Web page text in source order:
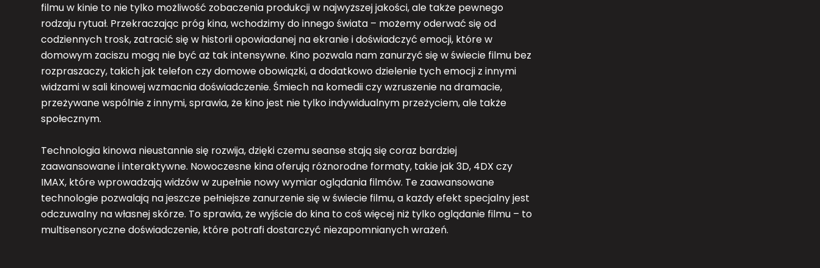
filmu w kinie to nie tylko możliwość zobaczenia produkcji w najwyższej jakości, ale także pewnego
rodzaju rytuał. Przekraczając próg kina, wchodzimy do innego świata – możemy oderwać się od
codziennych trosk, zatracić się w historii opowiadanej na ekranie i doświadczyć emocji, które w
domowym zaciszu mogą nie być aż tak intensywne. Kino pozwala nam zanurzyć się w świecie filmu bez
rozpraszaczy, takich jak telefon czy domowe obowiązki, a dodatkowo dzielenie tych emocji z innymi
widzami w sali kinowej wzmacnia doświadczenie. Śmiech na komedii czy wzruszenie na dramacie,
przeżywane wspólnie z innymi, sprawia, że kino jest nie tylko indywidualnym przeżyciem, ale także
społecznym.
Technologia kinowa nieustannie się rozwija, dzięki czemu seanse stają się coraz bardziej
zaawansowane i interaktywne. Nowoczesne kina oferują różnorodne formaty, takie jak 3D, 4DX czy
IMAX, które wprowadzają widzów w zupełnie nowy wymiar oglądania filmów. Te zaawansowane
technologie pozwalają na jeszcze pełniejsze zanurzenie się w świecie filmu, a każdy efekt specjalny jest
odczuwalny na własnej skórze. To sprawia, że wyjście do kina to coś więcej niż tylko oglądanie filmu – to
multisensoryczne doświadczenie, które potrafi dostarczyć niezapomnianych wrażeń.